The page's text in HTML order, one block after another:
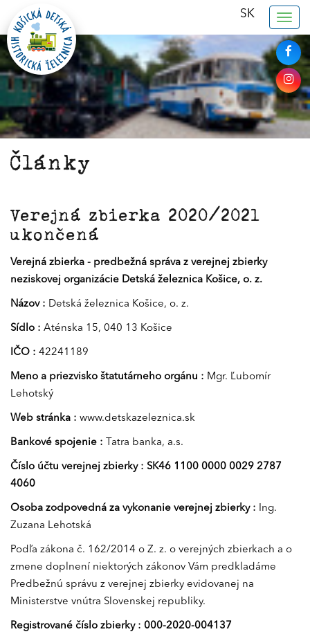
SK
Články
Verejná zbierka 2020/2021
ukončená
Verejná zbierka - predbežná správa z verejnej zbierky
neziskovej organizácie Detská železnica Košice, o. z.
Názov : Detská železnica Košice, o. z.
Sídlo : Aténska 15, 040 13 Košice
IČO : 42241189
Meno a priezvisko štatutárneho orgánu : Mgr. Ľubomír
Lehotský
Web stránka : www.detskazeleznica.sk
Bankové spojenie : Tatra banka, a.s.
Číslo účtu verejnej zbierky : SK46 1100 0000 0029 2787
4060
Osoba zodpovedná za vykonanie verejnej zbierky : Ing.
Zuzana Lehotská
Podľa zákona č. 162/2014 o Z. z. o verejných zbierkach a o
zmene doplnení niektorých zákonov Vám predkladáme
Predbežnú správu z verejnej zbierky evidovanej na
Ministerstve vnútra Slovenskej republiky.
Registrované číslo zbierky : 000-2020-004137